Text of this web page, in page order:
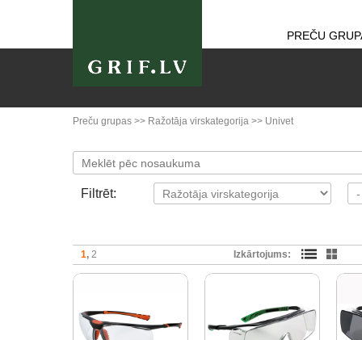
PREČU
Preču grupas >> Ražotāja virskategorija >> Univet
Filtrēt:
1 2 Izkārtojums: